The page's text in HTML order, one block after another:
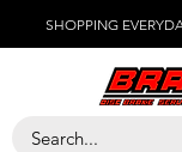
SHOPPING